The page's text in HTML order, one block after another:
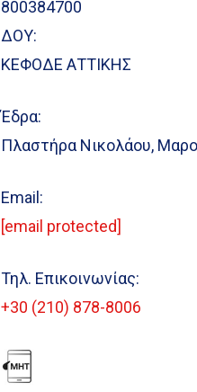
800384700
ΔΟΥ:
ΚΕΦΟΔΕ ΑΤΤΙΚΗΣ
Έδρα:
Πλαστήρα Νικολάου,
Email:
[email protected]
Τηλ. Επικοινωνίας:
+30 (210) 878-8006